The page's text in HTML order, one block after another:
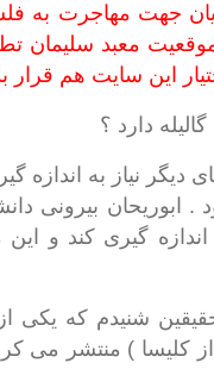
جهت مهاجرت به
معبد سلیمان
این سایت هم قرار
دارد ؟
نیاز به اندازه
بیرونی
کره زمین را با دقت بیش از 97
شنیدم که یکی از
) منتشر می